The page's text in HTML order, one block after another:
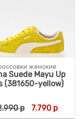
женские
Suede Mayu Up
(381650-yellow)
р 7.790р